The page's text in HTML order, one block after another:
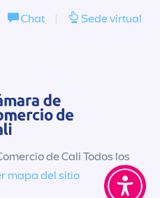
Chat | Sede virtual
de Cali Todos los
mapa del sitio